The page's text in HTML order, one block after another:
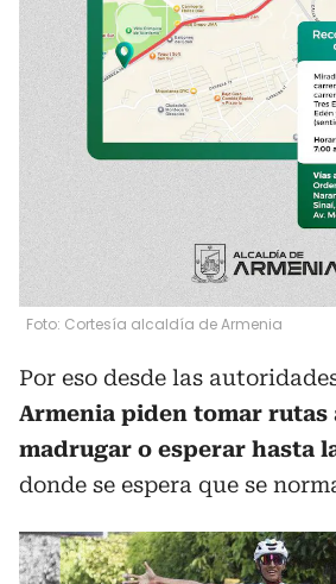
Foto: Cortesía alcaldía de Armenia
Por eso desde las
Armenia piden tomar rutas
madrugar o esperar hasta
donde se espera que se